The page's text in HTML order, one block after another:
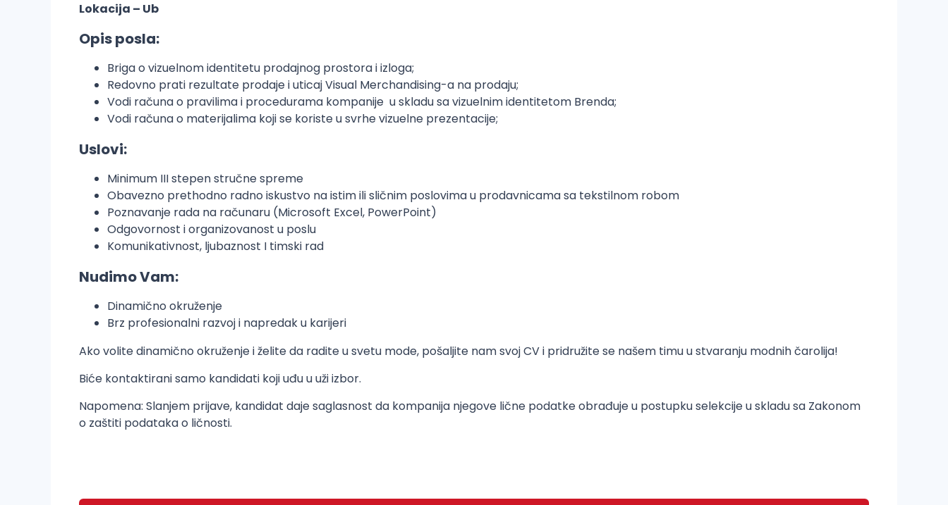
Lokacija – Ub
Opis posla:
Briga o vizuelnom identitetu prodajnog prostora i izloga;
Redovno prati rezultate prodaje i uticaj Visual Merchandising-a na prodaju;
Vodi računa o pravilima i procedurama kompanije u skladu sa vizuelnim identitetom Brenda;
Vodi računa o materijalima koji se koriste u svrhe vizuelne prezentacije;
Uslovi:
Minimum III stepen stručne spreme
Obavezno prethodno radno iskustvo na istim ili sličnim poslovima u prodavnicama sa tekstilnom robom
Poznavanje rada na računaru (Microsoft Excel, PowerPoint)
Odgovornost i organizovanost u poslu
Komunikativnost, ljubaznost I timski rad
Nudimo Vam:
Dinamično okruženje
Brz profesionalni razvoj i napredak u karijeri
Ako volite dinamično okruženje i želite da radite u svetu mode, pošaljite nam svoj CV i pridružite se našem timu u stvaranju modnih čarolija!
Biće kontaktirani samo kandidati koji uđu u uži izbor.
Napomena: Slanjem prijave, kandidat daje saglasnost da kompanija njegove lične podatke obrađuje u postupku selekcije u skladu sa Zakonom
o zaštiti podataka o ličnosti.